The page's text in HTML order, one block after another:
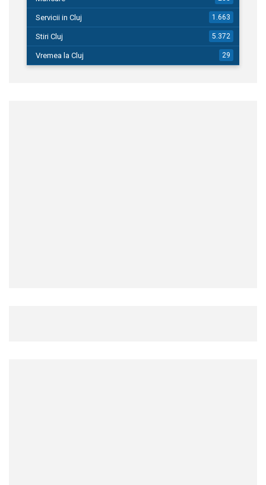
Servicii in Cluj 1.663
Stiri Cluj 5.372
Vremea la Cluj 29